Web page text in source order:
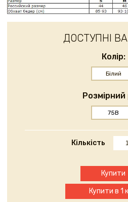
ДОСТУПНІ
Колір:
Білий
Розмірний
75B
Кількість
Купити
Купити в 1